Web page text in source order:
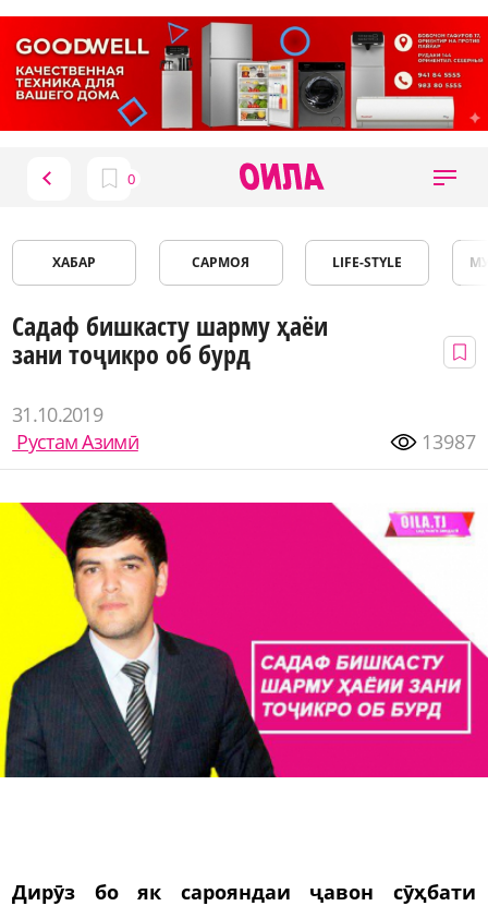
ХАБАР САРМОЯ LIFE-STYLE
Садаф бишкасту шарму ҳаёи
зани тоҷикро об бурд
31.10.2019
Рустам Азимӣ
13987
Дирӯз бо як сарояндаи ҷавон сӯҳбати